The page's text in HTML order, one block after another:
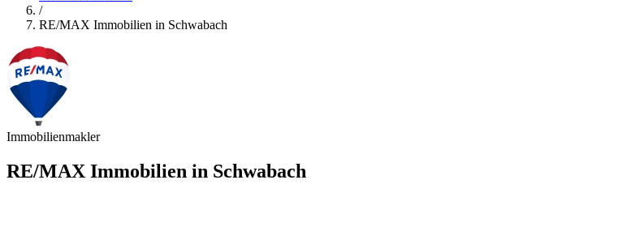
/
RE/MAX Immobilien in Schwabach
Immobilienmakler
RE/MAX Immobilien in Schwabach